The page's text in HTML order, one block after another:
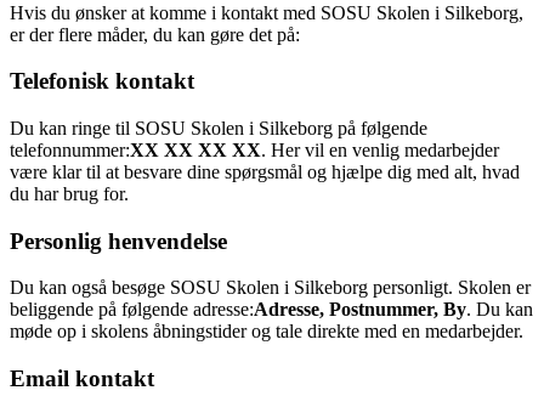
Hvis du ønsker at komme i kontakt med SOSU Skolen i Silkeborg,
er der flere måder, du kan gøre det på:
Telefonisk kontakt
Du kan ringe til SOSU Skolen i Silkeborg på følgende
telefonnummer:XX XX XX XX. Her vil en venlig medarbejder
være klar til at besvare dine spørgsmål og hjælpe dig med alt, hvad
du har brug for.
Personlig henvendelse
Du kan også besøge SOSU Skolen i Silkeborg personligt. Skolen er
beliggende på følgende adresse:Adresse, Postnummer, By. Du kan
møde op i skolens åbningstider og tale direkte med en medarbejder.
Email kontakt